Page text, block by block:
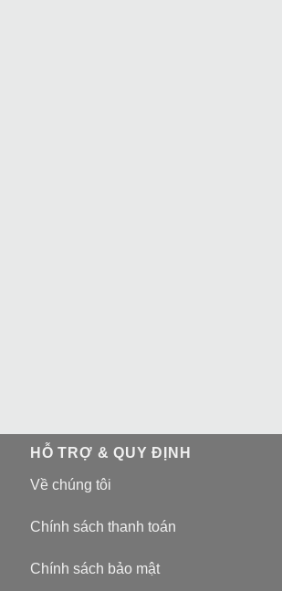
HỖ TRỢ & QUY ĐỊNH
Về chúng tôi
Chính sách thanh toán
Chính sách bảo mật